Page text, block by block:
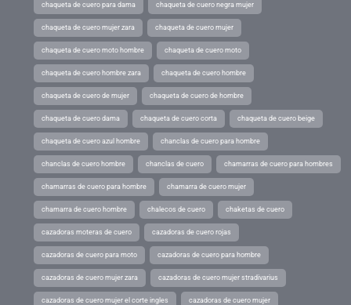
chaqueta de cuero para dama chaqueta de cuero negra mujer
chaqueta de cuero mujer zara chaqueta de cuero mujer
chaqueta de cuero moto hombre chaqueta de cuero moto
chaqueta de cuero hombre zara chaqueta de cuero hombre
chaqueta de cuero de mujer chaqueta de cuero de hombre
chaqueta de cuero dama chaqueta de cuero corta chaqueta de cuero beige
chaqueta de cuero azul hombre chanclas de cuero para hombre
chanclas de cuero hombre chanclas de cuero chamarras de cuero para hombres
chamarras de cuero para hombre chamarra de cuero mujer
chamarra de cuero hombre chalecos de cuero chaketas de cuero
cazadoras moteras de cuero cazadoras de cuero rojas
cazadoras de cuero para moto cazadoras de cuero para hombre
cazadoras de cuero mujer zara cazadoras de cuero mujer stradivarius
cazadoras de cuero mujer el corte ingles cazadoras de cuero mujer